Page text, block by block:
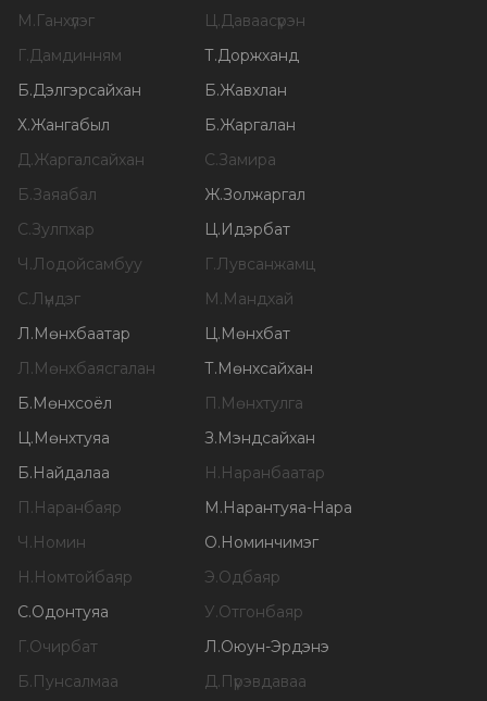
М.Ганхүлэг Ц.Даваасүрэн
Г.Дамдинням Т.Доржханд
Б.Дэлгэрсайхан Б.Жавхлан
Х.Жангабыл Б.Жаргалан
Д.Жаргалсайхан С.Замира
Б.Заяабал Ж.Золжаргал
С.Зулпхар Ц.Идэрбат
Ч.Лодойсамбуу Г.Лувсанжамц
С.Лүндэг М.Мандхай
Л.Мөнхбаатар Ц.Мөнхбат
Л.Мөнхбаясгалан Т.Мөнхсайхан
Б.Мөнхсоёл П.Мөнхтулга
Ц.Мөнхтуяа З.Мэндсайхан
Б.Найдалаа Н.Наранбаатар
П.Наранбаяр М.Нарантуяа-Нара
Ч.Номин О.Номинчимэг
Н.Номтойбаяр Э.Одбаяр
С.Одонтуяа У.Отгонбаяр
Г.Очирбат Л.Оюун-Эрдэнэ
Б.Пунсалмаа Д.Пүрэвдаваа